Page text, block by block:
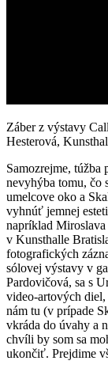
Záber z výstavy
Hesterová,
Samozrejme, túžba
nevyhýba tomu, čo
umelcove oko a
vyhnúť jemnej
napríklad
v Kunsthalle
fotografických
sólovej výstavy v
Pardovičová, sa s
video-artových diel,
nám tu (v prípade
vkráda do úvahy a
chvíli by som sa
ukončiť. Prejdime